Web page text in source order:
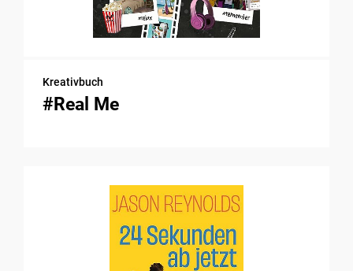
Kreativbuch
#Real Me